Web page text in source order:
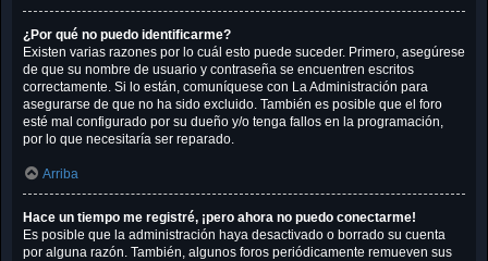
¿Por qué no puedo identificarme?
Existen varias razones por lo cuál esto puede suceder. Primero, asegúrese
de que su nombre de usuario y contraseña se encuentren escritos
correctamente. Si lo están, comuníquese con La Administración para
asegurarse de que no ha sido excluido. También es posible que el foro
esté mal configurado por su dueño y/o tenga fallos en la programación,
por lo que necesitaría ser reparado.
Arriba
Hace un tiempo me registré, ¡pero ahora no puedo conectarme!
Es posible que la administración haya desactivado o borrado su cuenta
por alguna razón. También, algunos foros periódicamente remueven sus